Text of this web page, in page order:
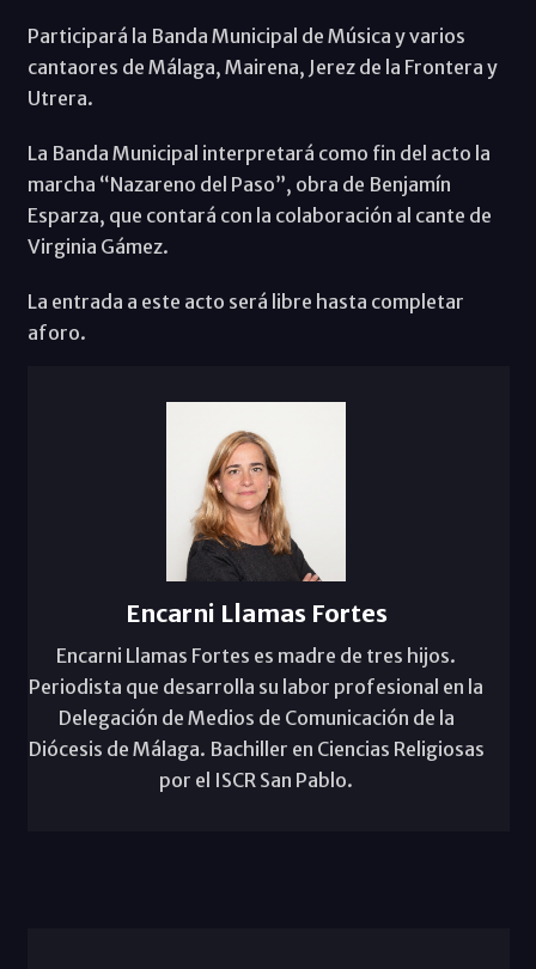
Participará la Banda Municipal de Música y varios
cantaores de Málaga, Mairena, Jerez de la Frontera y
Utrera.
La Banda Municipal interpretará como fin del acto la
marcha “Nazareno del Paso”, obra de Benjamín
Esparza, que contará con la colaboración al cante de
Virginia Gámez.
La entrada a este acto será libre hasta completar
aforo.
Encarni Llamas Fortes
Encarni Llamas Fortes es madre de tres hijos.
Periodista que desarrolla su labor profesional en la
Delegación de Medios de Comunicación de la
Diócesis de Málaga. Bachiller en Ciencias Religiosas
por el ISCR San Pablo.